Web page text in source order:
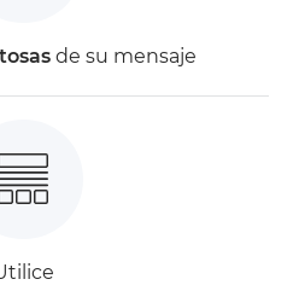
de su mensaje